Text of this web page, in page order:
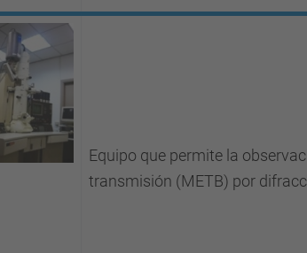
Equipo que permite la
transmisión (METB) por